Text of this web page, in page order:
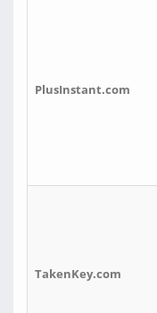
PlusInstant.com
TakenKey.com